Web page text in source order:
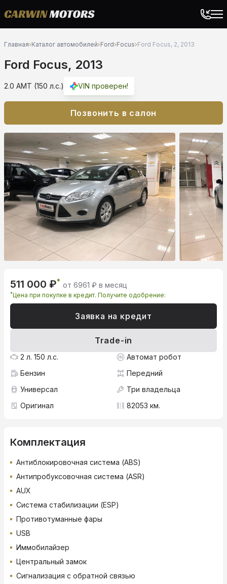
Главная›Каталог автомобилей›Ford›Focus›Ford Focus, 2, 2013
Ford Focus, 2013
2.0 AMT (150 л.с.) VIN проверен!
Позвонить в салон
511 000 ₽* от 6961 ₽ в месяц
*Цена при покупке в кредит. Получите одобрение:
Заявка на кредит
Trade-in
2 л. 150 л.с.
Автомат робот
Бензин
Передний
Универсал
Три владельца
Оригинал
82053 км.
Комплектация
Антиблокировочная система (ABS)
Антипробуксовочная система (ASR)
AUX
Система стабилизации (ESP)
Противотуманные фары
USB
Иммобилайзер
Центральный замок
Сигнализация с обратной связью